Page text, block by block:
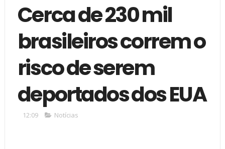
Cerca de 230 mil
brasileiros correm o
risco de serem
deportados dos EUA
12:09 Notícias